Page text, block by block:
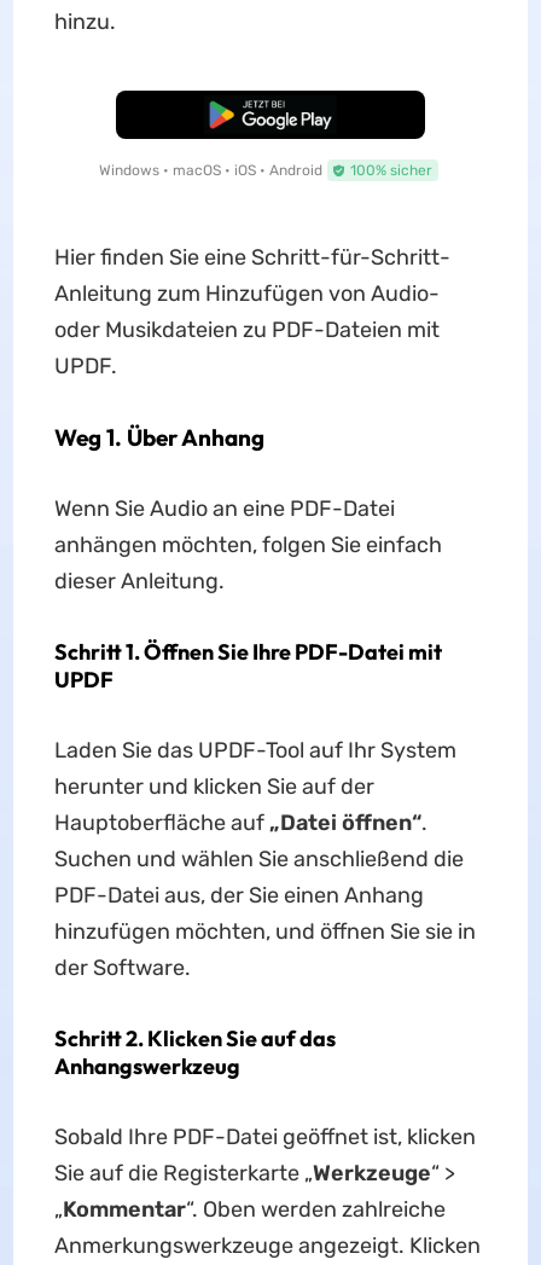
hinzu.
Kostenloser Download
Windows • macOS • iOS • Android 100% sicher
Hier finden Sie eine Schritt-für-Schritt-
Anleitung zum Hinzufügen von Audio-
oder Musikdateien zu PDF-Dateien mit
UPDF.
Weg 1. Über Anhang
Wenn Sie Audio an eine PDF-Datei
anhängen möchten, folgen Sie einfach
dieser Anleitung.
Schritt 1. Öffnen Sie Ihre PDF-Datei mit
UPDF
Laden Sie das UPDF-Tool auf Ihr System
herunter und klicken Sie auf der
Hauptoberfläche auf „Datei öffnen“.
Suchen und wählen Sie anschließend die
PDF-Datei aus, der Sie einen Anhang
hinzufügen möchten, und öffnen Sie sie in
der Software.
Schritt 2. Klicken Sie auf das
Anhangswerkzeug
Sobald Ihre PDF-Datei geöffnet ist, klicken
Sie auf die Registerkarte „Werkzeuge“ >
„Kommentar“. Oben werden zahlreiche
Anmerkungswerkzeuge angezeigt. Klicken